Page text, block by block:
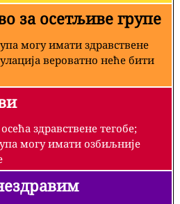
за осетљиве групе
могу имати здравствене
вероватно неће бити
здравствене тегобе;
могу имати озбиљније